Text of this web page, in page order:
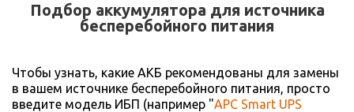
Подбор аккумулятора для источника
беcперебойного питания
Чтобы узнать, какие АКБ рекомендованы для замены
в вашем источнике бесперебойного питания, просто
введите модель ИБП (например "APC Smart UPS